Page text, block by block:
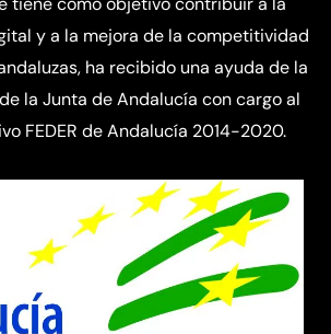
y a la mejora de la competitividad
ha recibido una ayuda de la
la Junta de Andalucía con cargo al
FEDER de Andalucía 2014-2020.